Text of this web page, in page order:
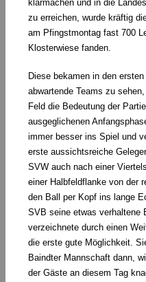
klarmachen und in die
zu erreichen, wurde kräftig
am Pfingstmontag fast 700
Klosterwiese fanden.
Diese bekamen in den
abwartende Teams zu
Feld die Bedeutung der
ausgeglichenen
immer besser ins Spiel und
erste aussichtsreiche
SVW auch nach einer
einer Halbfeldflanke von der
den Ball per Kopf ins lange
SVB seine etwas verhaltene
verzeichnete durch einen
die erste gute Möglichkeit.
Baindter Mannschaft dann,
der Gäste an diesem Tag